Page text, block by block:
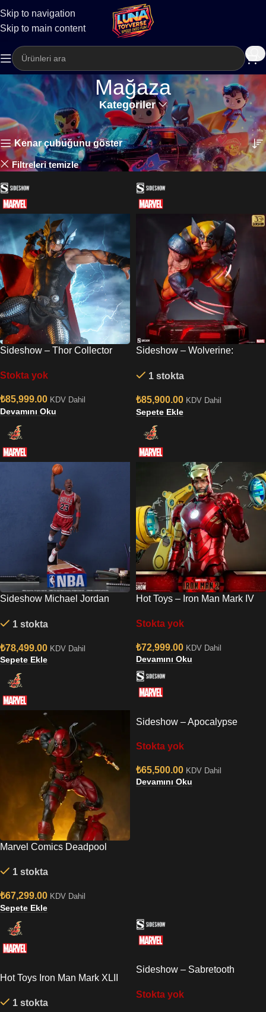
Skip to navigation
Skip to main content
Kargo
Mağaza
Kategoriler
Ana Sayfa Mağaza 123 sonuçtan 1-24 arası gösteriliyor
Kenar çubuğunu göster
Filtreleri temizle Marvel
Sideshow – Thor Collector
Stokta yok
₺85,999.00 KDV Dahil
Devamını Oku
Sideshow – Wolverine:
1 stokta
₺85,900.00 KDV Dahil
Sepete Ekle
Sideshow Michael Jordan
1 stokta
₺78,499.00 KDV Dahil
Sepete Ekle
Hot Toys – Iron Man Mark IV
Scale Figure Set
Stokta yok
₺72,999.00 KDV Dahil
Devamını Oku
Marvel Comics Deadpool
Sideshow Collectibles
1 stokta
₺67,299.00 KDV Dahil
Sepete Ekle
Sideshow – Apocalypse
Stokta yok
₺65,500.00 KDV Dahil
Devamını Oku
Hot Toys Iron Man Mark XLII
Scale Figure
1 stokta
Sideshow – Sabretooth
Stokta yok